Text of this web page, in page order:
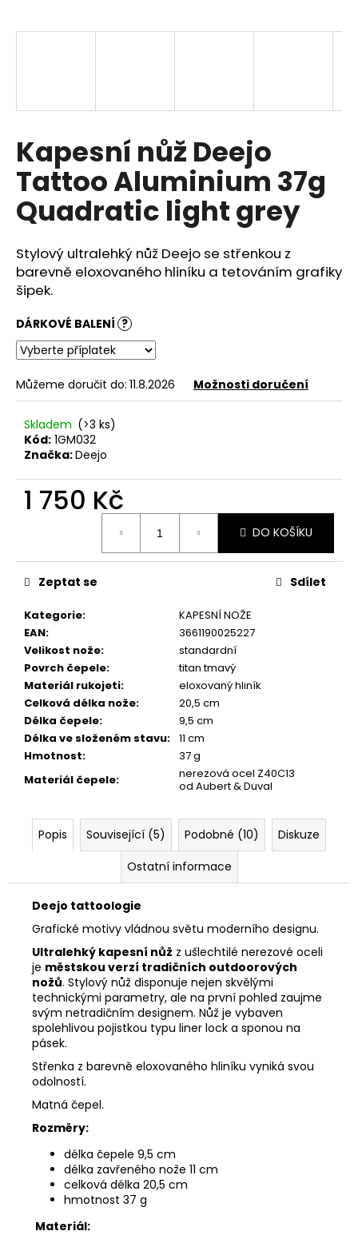
Kapesní nůž Deejo
Tattoo Aluminium 37g
Quadratic light grey
Stylový ultralehký nůž Deejo se střenkou z
barevně eloxovaného hliníku a tetováním grafiky
šipek.
DÁRKOVÉ BALENÍ ?
Můžeme doručit do: 11.8.2026 Možnosti doručení
Skladem (>3 ks)
Kód: 1GM032
Značka:Deejo
1 750 Kč
DO KOŠÍKU
Kategorie:
KAPESNÍ NOŽE
EAN:
3661190025227
Velikost nože:
standardní
Povrch čepele:
titan tmavý
Materiál rukojeti:
eloxovaný hliník
Celková délka nože:
20,5 cm
Délka čepele:
9,5 cm
Délka ve složeném stavu: 11 cm
Hmotnost:
37 g
Materiál čepele:
nerezová ocel Z40C13
od Aubert & Duval
Zeptat se Sdílet
Popis Související (5) Podobné (10)
Diskuze
Ostatní informace
Deejo tattoologie
Grafické motivy vládnou světu moderního designu.
Ultralehký kapesní nůž z ušlechtilé nerezové oceli
je městskou verzí tradičních outdoorových
nožů. Stylový nůž disponuje nejen skvělými
technickými parametry, ale na první pohled zaujme
svým netradičním designem. Nůž je vybaven
spolehlivou pojistkou typu liner lock a sponou na
pásek.
Střenka z barevně eloxovaného hliníku vyniká svou
odolností.
Matná čepel.
Rozměry:
délka čepele 9,5 cm
délka zavřeného nože 11 cm
celková délka 20,5 cm
hmotnost 37 g
Materiál:
j
?
HLEDAT
D
o
p
r
u
č
u
j
m
e
KAPESNÍ
NŮŽ
15G
LATINO
SKULL
659
Kč